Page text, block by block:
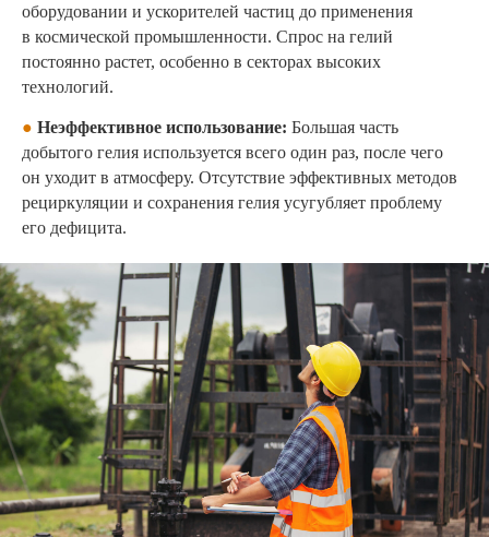
оборудовании и ускорителей частиц до применения
в космической промышленности. Спрос на гелий
постоянно растет, особенно в секторах высоких
технологий.
● Неэффективное использование: Большая часть
добытого гелия используется всего один раз, после чего
он уходит в атмосферу. Отсутствие эффективных методов
рециркуляции и сохранения гелия усугубляет проблему
его дефицита.